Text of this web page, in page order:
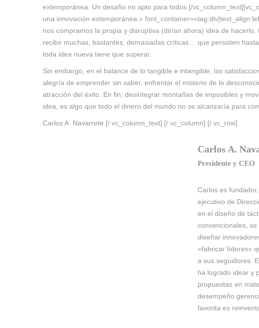
extemporánea. Un desafío no apto para todos.[/
una innovación extemporánea.»
nos compramos la propia y disruptiva (dirían ahora) idea de
recibir muchas, bastantes, demasiadas críticas… que persisten
toda idea nueva tiene que superar.
Sin embargo, en el balance de lo tangible e intangible, las
alegría de emprender sin saber, enfrentar el misterio de lo
atracción del éxito. En fin, desintegrar montañas de imposibles y
idea, es algo que todo el dinero del mundo no se alcanzaría para
Carlos A. Navarrete [/ vc_column_text] [/ vc_column] [/ vc_row]
Carlos A.
Presidente y CEO
Carlos es
ejecutivo de
en el diseño de
convencionales,
diseñar
«fabricar líderes»
a sus seguidores.
ha logrado idear y
propuestas en
desempeño
favorita es